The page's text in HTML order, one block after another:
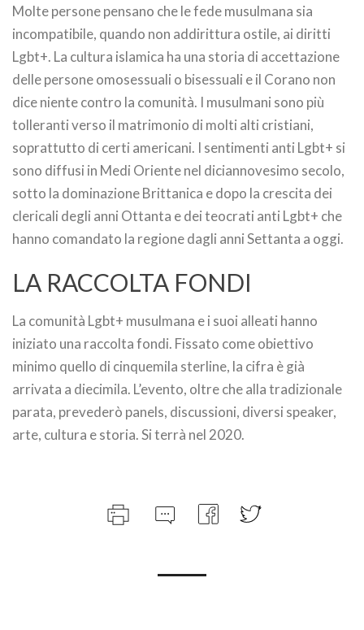
Molte persone pensano che le fede musulmana sia
incompatibile, quando non addirittura ostile, ai diritti
Lgbt+. La cultura islamica ha una storia di accettazione
delle persone omosessuali o bisessuali e il Corano non
dice niente contro la comunità. I musulmani sono più
tolleranti verso il matrimonio di molti alti cristiani,
soprattutto di certi americani. I sentimenti anti Lgbt+ si
sono diffusi in Medi Oriente nel diciannovesimo secolo,
sotto la dominazione Brittanica e dopo la crescita dei
clericali degli anni Ottanta e dei teocrati anti Lgbt+ che
hanno comandato la regione dagli anni Settanta a oggi.
LA RACCOLTA FONDI
La comunità Lgbt+ musulmana e i suoi alleati hanno
iniziato una raccolta fondi. Fissato come obiettivo
minimo quello di cinquemila sterline, la cifra è già
arrivata a diecimila. L’evento, oltre che alla tradizionale
parata, prevederò panels, discussioni, diversi speaker,
arte, cultura e storia. Si terrà nel 2020.